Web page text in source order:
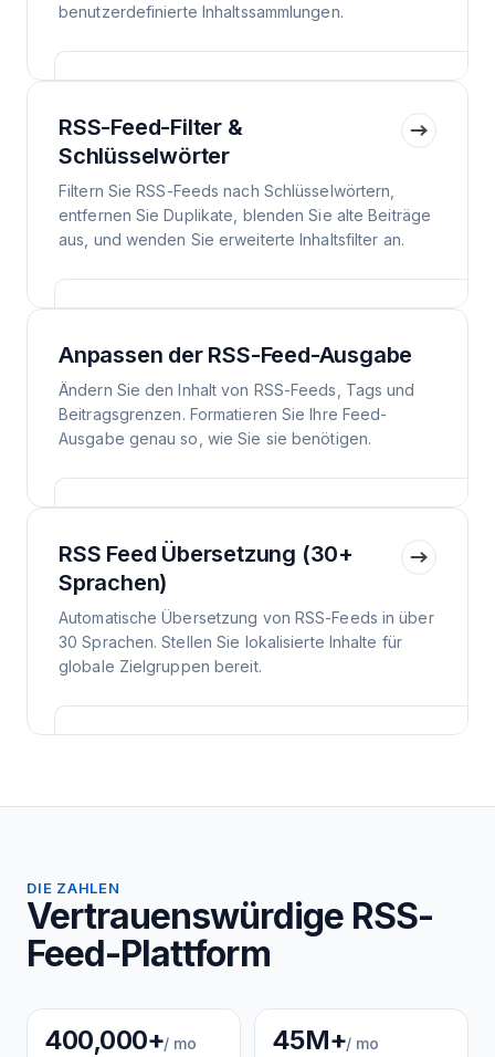
benutzerdefinierte Inhaltssammlungen.
RSS-Feed-Filter &
Schlüsselwörter
Filtern Sie RSS-Feeds nach Schlüsselwörtern,
entfernen Sie Duplikate, blenden Sie alte Beiträge
aus, und wenden Sie erweiterte Inhaltsfilter an.
Anpassen der RSS-Feed-Ausgabe
Ändern Sie den Inhalt von RSS-Feeds, Tags und
Beitragsgrenzen. Formatieren Sie Ihre Feed-
Ausgabe genau so, wie Sie sie benötigen.
RSS Feed Übersetzung (30+
Sprachen)
Automatische Übersetzung von RSS-Feeds in über
30 Sprachen. Stellen Sie lokalisierte Inhalte für
globale Zielgruppen bereit.
DIE ZAHLEN
Vertrauenswürdige RSS-
Feed-Plattform
400,000+/ mo
45M+/ mo